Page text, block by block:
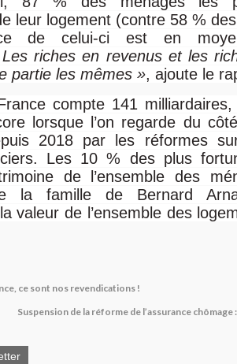
leur logement (contre 58 %
de celui-ci est en
Les riches en revenus et les
partie les mêmes
, ajoute le
compte 141 milliardaires,
lorsque l’on regarde du
2018 par les réformes
Les 10 % des plus
de l’ensemble des
la famille de Bernard
valeur de l’ensemble des
ce sont nos revendications !
Suspension de la réforme de l’assurance